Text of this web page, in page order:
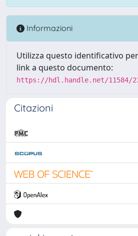
Informazioni
Utilizza questo identificativo
link a questo documento:
https://hdl.handle.net/11584/
Citazioni